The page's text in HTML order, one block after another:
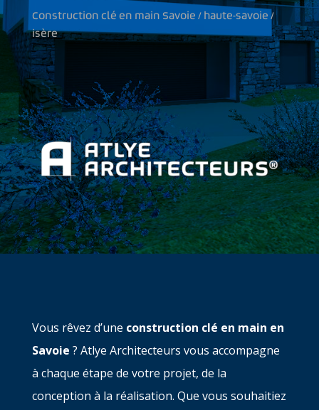
Construction clé en main Savoie / haute-savoie /
isère
Vous rêvez d’une construction clé en main en
Savoie ? Atlye Architecteurs vous accompagne
à chaque étape de votre projet, de la
conception à la réalisation. Que vous souhaitiez